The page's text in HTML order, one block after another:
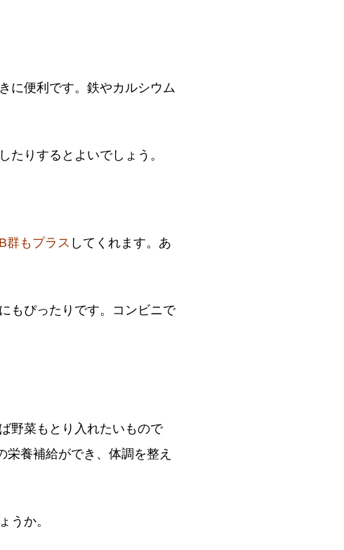
に便利です。鉄やカルシウム
たりするとよいでしょう。
群もプラス してくれます。あ
もぴったりです。コンビニで
野菜もとり入れたいもので
養補給ができ、体調を整え
うか。